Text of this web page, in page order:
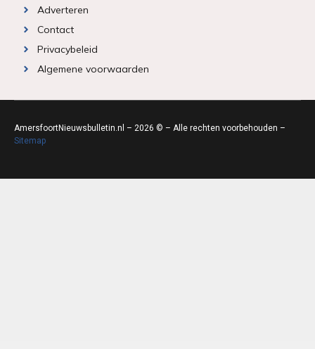
Adverteren
Contact
Privacybeleid
Algemene voorwaarden
AmersfoortNieuwsbulletin.nl – 2026 © – Alle rechten voorbehouden –
Sitemap